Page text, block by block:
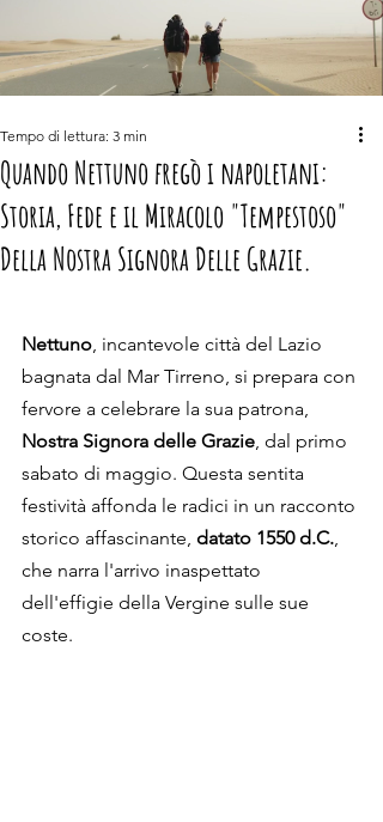
Quando Nettuno fregò i napoletani:
Storia, Fede e il Miracolo "Tempestoso"
Della Nostra Signora Delle Grazie.
Tempo di lettura: 3 min
Nettuno, incantevole città del Lazio
bagnata dal Mar Tirreno, si prepara con
fervore a celebrare la sua patrona,
Nostra Signora delle Grazie, dal primo
sabato di maggio. Questa sentita
festività affonda le radici in un racconto
storico affascinante, datato 1550 d.C.,
che narra l'arrivo inaspettato
dell'effigie della Vergine sulle sue
coste.